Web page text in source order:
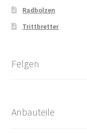
Radbolzen
Trittbretter
Felgen
Anbauteile